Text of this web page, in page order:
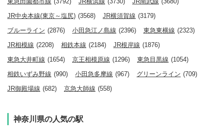
JR中央本線(東京～塩尻) (3568) JR横須賀線 (3179)
ブルーライン (2876) 小田急江ノ島線 (2396) 東急東横線 (2323)
JR相模線 (2208) 相鉄本線 (2184) JR根岸線 (1876)
東急大井町線 (1654) 京王相模原線 (1296) 東急目黒線 (1054)
相鉄いずみ野線 (990) 小田急多摩線 (967) グリーンライン (709)
JR御殿場線 (682) 京急大師線 (558)
神奈川県の人気の駅